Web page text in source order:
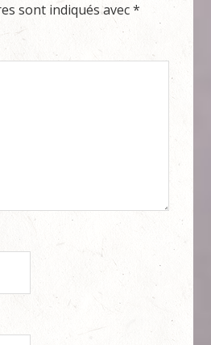
sont indiqués avec*